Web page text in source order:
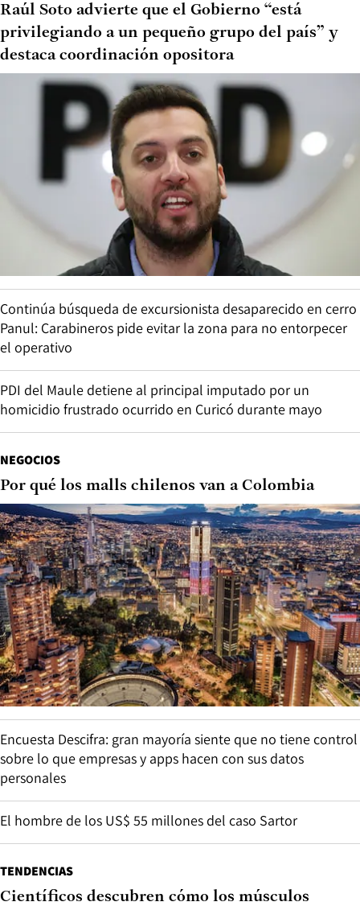
Raúl Soto advierte que el Gobierno “está
privilegiando a un pequeño grupo del país” y
destaca coordinación opositora
Continúa búsqueda de excursionista desaparecido en cerro
Panul: Carabineros pide evitar la zona para no entorpecer
el operativo
PDI del Maule detiene al principal imputado por un
homicidio frustrado ocurrido en Curicó durante mayo
NEGOCIOS
Por qué los malls chilenos van a Colombia
Encuesta Descifra: gran mayoría siente que no tiene control
sobre lo que empresas y apps hacen con sus datos
personales
El hombre de los US$ 55 millones del caso Sartor
TENDENCIAS
Científicos descubren cómo los músculos